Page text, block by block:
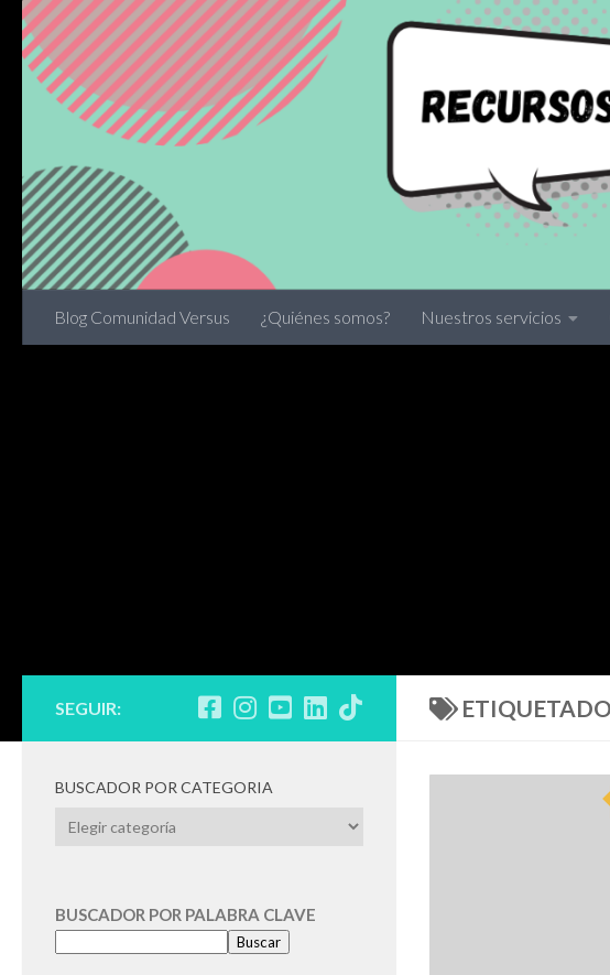
Skip to content
Blog Comunidad Versus ¿Quiénes somos? Nuestros servicios
SEGUIR:
BUSCADOR POR CATEGORIA
BUSCADOR
BUSCADOR POR PALABRA CLAVE
Buscar